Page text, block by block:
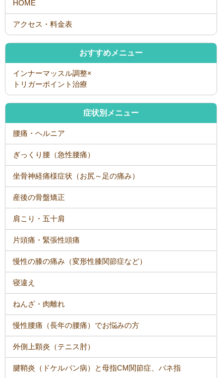
おすすめメニュー
インナーマッスル調整×
トリガーポイント治療
症状別メニュー
腰痛・ヘルニア
ぎっくり腰（急性腰痛）
坐骨神経痛様症状（お尻～足の痛み）
産後の骨盤矯正
肩こり・五十肩
片頭痛・緊張性頭痛
慢性の膝の痛み（変形性膝関節症など）
寝違え
ねんざ・肉離れ
慢性腰痛（長年の腰痛）でお悩みの方
外側上顆炎（テニス肘）
腱鞘炎（ドケルバン病）と母指CM関節症、バネ指